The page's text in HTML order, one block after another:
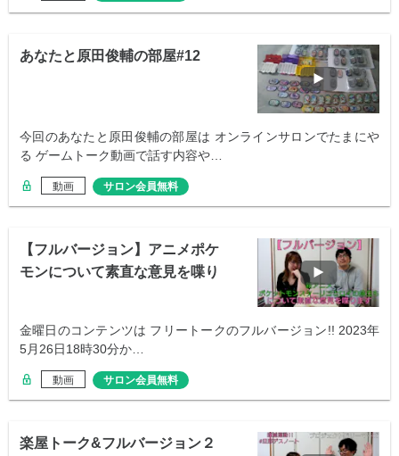
あなたと原田俊輔の部屋#12
今回のあなたと原田俊輔の部屋は オンラインサロンでたまにや
る ゲームトーク動画で話す内容や…
動画 サロン会員無料
【フルバージョン】アニメポケ
モンについて素直な意見を喋り
金曜日のコンテンツは フリートークのフルバージョン!! 2023年
5月26日18時30分か…
動画 サロン会員無料
楽屋トーク&フルバージョン２